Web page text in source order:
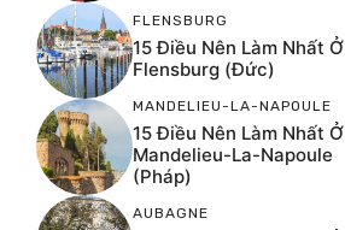
FLENSBURG
15 Điều Nên Làm Nhất Ở
Flensburg (Đức)
MANDELIEU-LA-NAPOULE
15 Điều Nên Làm Nhất Ở
Mandelieu-La-Napoule
(Pháp)
AUBAGNE